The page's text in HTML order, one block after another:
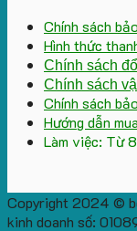
Chính sách
Hình thức
Chính sách
Chính sách
Chính sách
Hướng dẫn
Làm việc: Từ
Copyright 2024 ©
kinh doanh số: